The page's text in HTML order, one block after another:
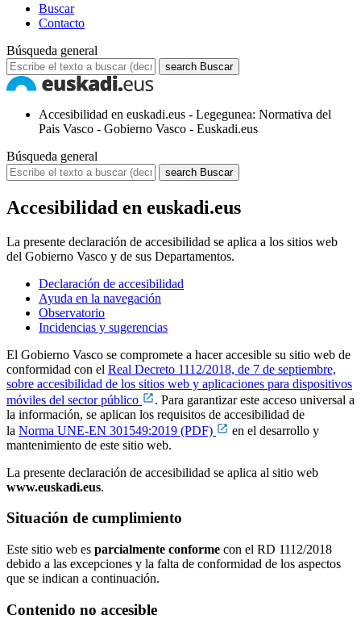
Buscar
Contacto
Búsqueda general
search Buscar
Accesibilidad en euskadi.eus - Legegunea: Normativa del
Pais Vasco - Gobierno Vasco - Euskadi.eus
Búsqueda general
search Buscar
Accesibilidad en euskadi.eus
La presente declaración de accesibilidad se aplica a los sitios web
del Gobierno Vasco y de sus Departamentos.
Declaración de accesibilidad
Ayuda en la navegación
Observatorio
Incidencias y sugerencias
El Gobierno Vasco se compromete a hacer accesible su sitio web de
conformidad con el Real Decreto 1112/2018, de 7 de septiembre,
sobre accesibilidad de los sitios web y aplicaciones para dispositivos
móviles del sector público
. Para garantizar este acceso universal a
la información, se aplican los requisitos de accesibilidad de
la Norma UNE-EN 301549:2019 (PDF)
en el desarrollo y
mantenimiento de este sitio web.
La presente declaración de accesibilidad se aplica al sitio web
www.euskadi.eus.
Situación de cumplimiento
Este sitio web es parcialmente conforme con el RD 1112/2018
debido a las excepciones y la falta de conformidad de los aspectos
que se indican a continuación.
Contenido no accesible